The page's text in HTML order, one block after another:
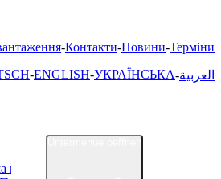
Контакти Новини Терміни
ENGLISH УКРАЇНСЬКА العربية
школа